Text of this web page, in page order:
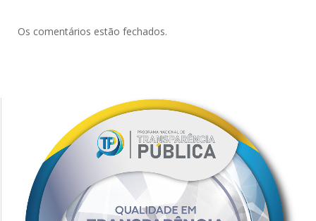
Os comentários estão fechados.